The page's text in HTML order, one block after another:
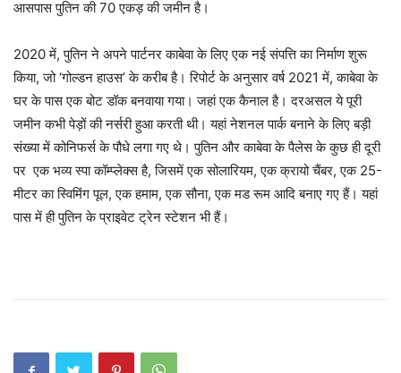
आसपास पुतिन की 70 एकड़ की जमीन है।
2020 में, पुतिन ने अपने पार्टनर काबेवा के लिए एक नई संपत्ति का निर्माण शुरू
किया, जो ‘गोल्डन हाउस’ के करीब है। रिपोर्ट के अनुसार वर्ष 2021 में, काबेवा के
घर के पास एक बोट डॉक बनवाया गया। जहां एक कैनाल है। दरअसल ये पूरी
जमीन कभी पेड़ों की नर्सरी हुआ करती थी। यहां नेशनल पार्क बनाने के लिए बड़ी
संख्या में कोनिफर्स के पौधे लगा गए थे। पुतिन और काबेवा के पैलेस के कुछ ही दूरी
पर एक भव्य स्पा कॉम्प्लेक्स है, जिसमें एक सोलारियम, एक क्रायो चैंबर, एक 25-
मीटर का स्विमिंग पूल, एक हमाम, एक सौना, एक मड रूम आदि बनाए गए हैं। यहां
पास में ही पुतिन के प्राइवेट ट्रेन स्टेशन भी हैं।